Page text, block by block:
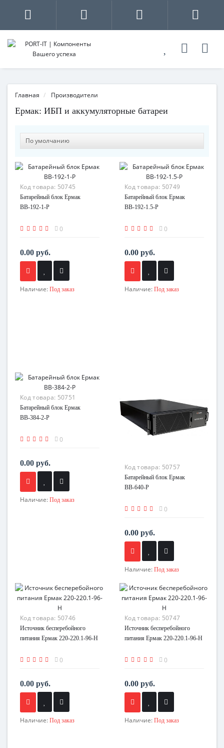
Главная Производители
Ермак: ИБП и аккумуляторные батареи
Код товара: 50745
Батарейный блок Ермак
ВВ-192-1-Р
0
0.00 руб.
Наличие: Под заказ
Код товара: 50749
Батарейный блок Ермак
ВВ-192-1.5-Р
0
0.00 руб.
Наличие: Под заказ
Код товара: 50751
Батарейный блок Ермак
ВВ-384-2-Р
0
0.00 руб.
Наличие: Под заказ
Код товара: 50757
Батарейный блок Ермак
ВВ-640-Р
0
0.00 руб.
Наличие: Под заказ
Код товара: 50746
Источник бесперебойного
питания Ермак 220-220.1-96-H
0
0.00 руб.
Наличие: Под заказ
Код товара: 50747
Источник бесперебойного
питания Ермак 220-220.1-96-Н
0
0.00 руб.
Наличие: Под заказ